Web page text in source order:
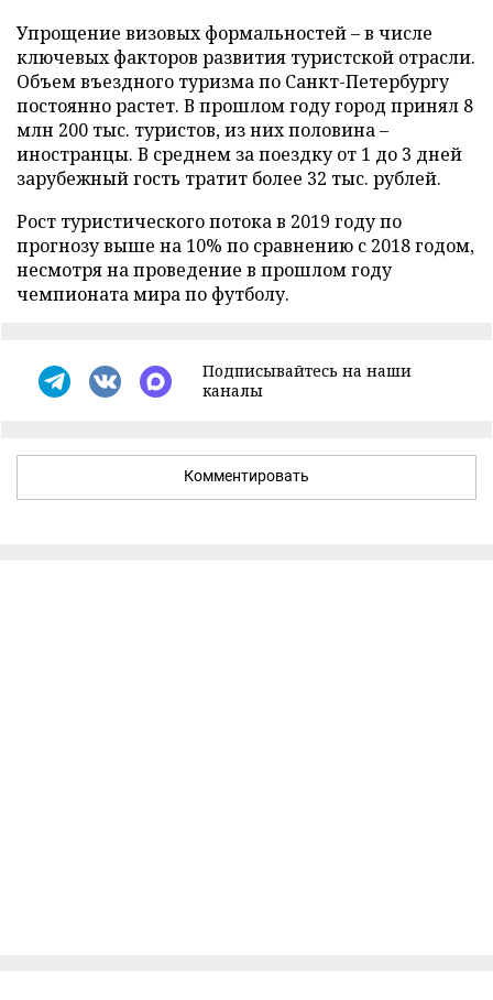
Упрощение визовых формальностей – в числе
ключевых факторов развития туристской отрасли.
Объем въездного туризма по Санкт-Петербургу
постоянно растет. В прошлом году город принял 8
млн 200 тыс. туристов, из них половина –
иностранцы. В среднем за поездку от 1 до 3 дней
зарубежный гость тратит более 32 тыс. рублей.
Рост туристического потока в 2019 году по
прогнозу выше на 10% по сравнению с 2018 годом,
несмотря на проведение в прошлом году
чемпионата мира по футболу.
Подписывайтесь на наши
каналы
Комментировать